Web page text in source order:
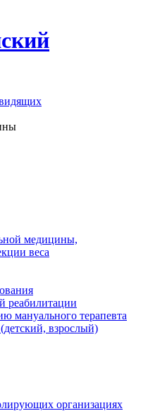
медицины,
веса
реабилитации
мануального терапевта
взрослый)
организациях